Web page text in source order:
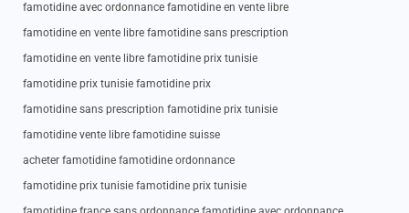
famotidine avec ordonnance famotidine en vente libre
famotidine en vente libre famotidine sans prescription
famotidine en vente libre famotidine prix tunisie
famotidine prix tunisie famotidine prix
famotidine sans prescription famotidine prix tunisie
famotidine vente libre famotidine suisse
acheter famotidine famotidine ordonnance
famotidine prix tunisie famotidine prix tunisie